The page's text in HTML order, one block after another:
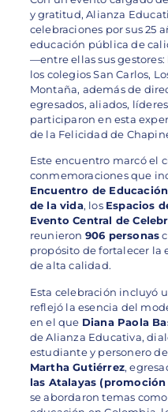
y gratitud, Alianza
celebraciones por sus 25
educación pública de
—entre ellas sus
los colegios San Carlos,
Montaña, además de
egresados, aliados,
participaron en esta
de la Felicidad de
Este encuentro marcó el
conmemoraciones que
Encuentro de
de la vida, los Espacios
Evento Central de
reunieron 906 personas
propósito de fortalecer
de alta calidad.
Esta celebración incluyó
reflejó la esencia del
en el que Diana Paola
de Alianza Educativa,
estudiante y personero
Martha Gutiérrez,
las Atalayas (promoción
se abordaron temas